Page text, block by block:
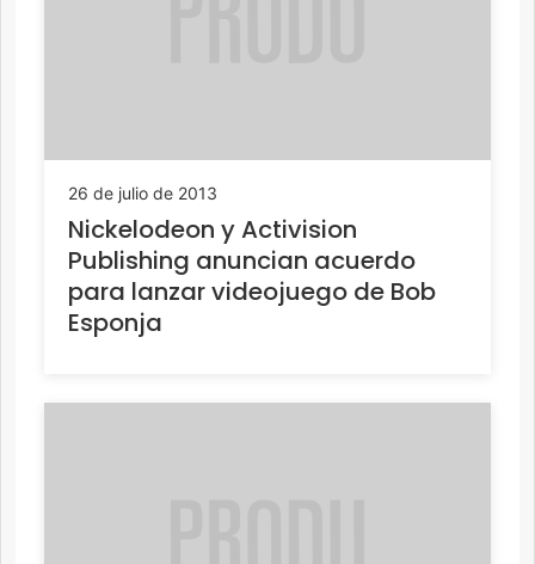
26 de julio de 2013
Nickelodeon y Activision
Publishing anuncian acuerdo
para lanzar videojuego de Bob
Esponja